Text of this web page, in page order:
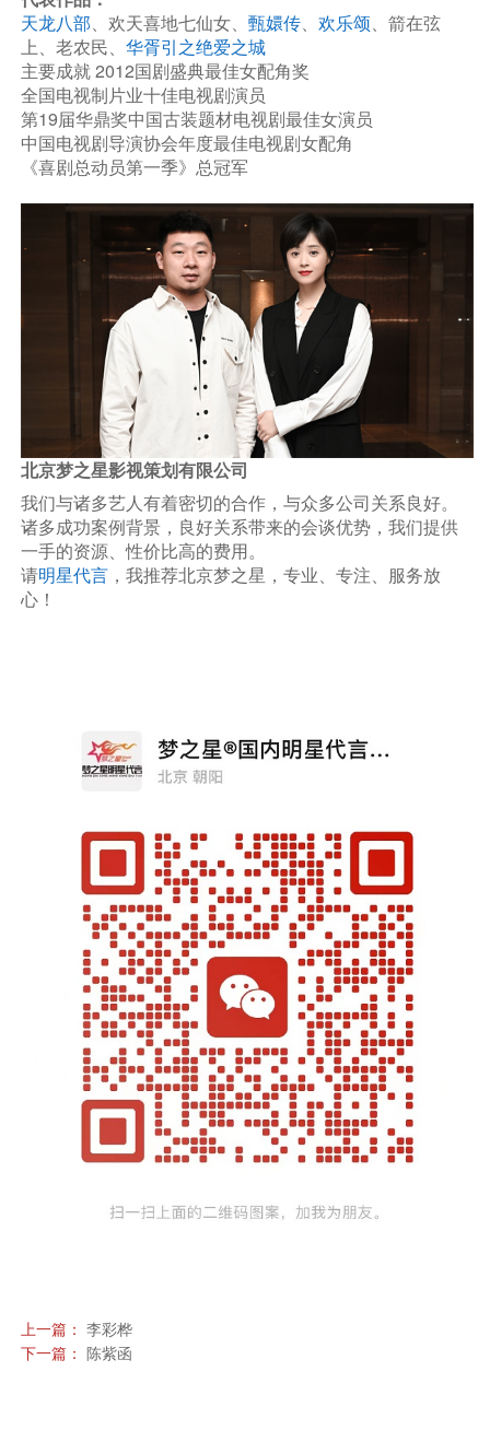
天龙八部、欢天喜地七仙女、 甄嬛传、 欢乐颂、箭在弦
上、老农民、 华胥引之绝爱之城
主要成就 2012国剧盛典最佳女配角奖
全国电视制片业十佳电视剧演员
第19届华鼎奖中国古装题材电视剧最佳女演员
中国电视剧导演协会年度最佳电视剧女配角
《喜剧总动员第一季》总冠军
北京梦之星影视策划有限公司
我们与诸多艺人有着密切的合作，与众多公司关系良好。
诸多成功案例背景，良好关系带来的会谈优势，我们提供
一手的资源、性价比高的费用。
请明星代言 ，我推荐北京梦之星，专业、专注、服务放
心！
上一篇： 李彩桦
下一篇： 陈紫函